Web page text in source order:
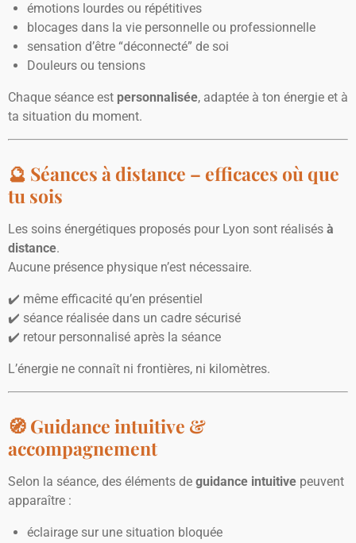
émotions lourdes ou répétitives
blocages dans la vie personnelle ou professionnelle
sensation d’être “déconnecté” de soi
Douleurs ou tensions
Chaque séance est personnalisée, adaptée à ton énergie et à
ta situation du moment.
🔮 Séances à distance – efficaces où que
tu sois
Les soins énergétiques proposés pour Lyon sont réalisés à
distance.
Aucune présence physique n’est nécessaire.
✔️ même efficacité qu’en présentiel
✔️ séance réalisée dans un cadre sécurisé
✔️ retour personnalisé après la séance
L’énergie ne connaît ni frontières, ni kilomètres.
🧭 Guidance intuitive &
accompagnement
Selon la séance, des éléments de guidance intuitive peuvent
apparaître :
éclairage sur une situation bloquée